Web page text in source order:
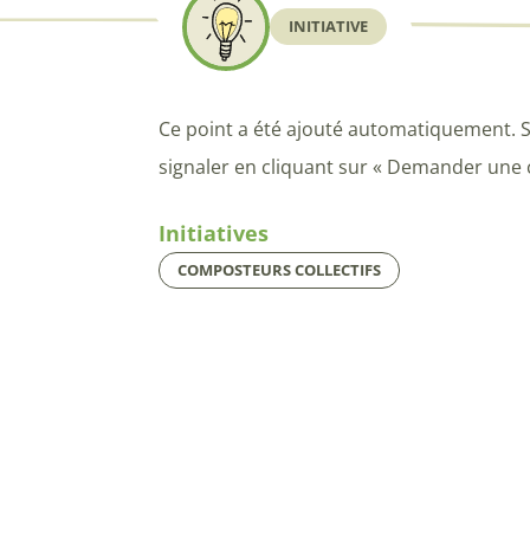
INITIATIVE
Ce point a été ajouté automatiquement.
signaler en cliquant sur « Demander une
Initiatives
COMPOSTEURS COLLECTIFS